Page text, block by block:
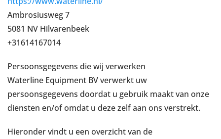
Ambrosiusweg 7
5081 NV Hilvarenbeek
+31614167014
Persoonsgegevens die wij verwerken
Waterline Equipment BV verwerkt uw
persoonsgegevens doordat u gebruik maakt van onze
diensten en/of omdat u deze zelf aan ons verstrekt.
Hieronder vindt u een overzicht van de